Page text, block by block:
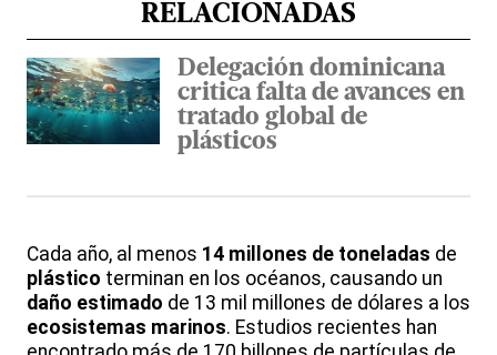
RELACIONADAS
Delegación dominicana
critica falta de avances en
tratado global de
plásticos
Cada año, al menos 14 millones de toneladas de
plástico terminan en los océanos, causando un
daño estimado de 13 mil millones de dólares a los
ecosistemas marinos. Estudios recientes han